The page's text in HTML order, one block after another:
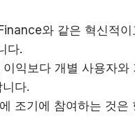
와 같은 혁신적
다.
익보다 개별 사용자와
다.
조기에 참여하는 것은